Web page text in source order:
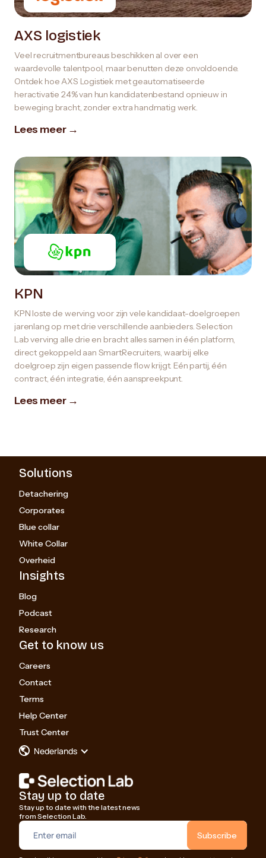
AXS logistiek
Veel recruitmentbureaus beschikken al over een
waardevolle talentpool, maar benutten deze onvoldoende.
Ontdek hoe AXS Logistiek met geautomatiseerde
heractivatie 24% van hun kandidatenbestand opnieuw in
beweging bracht, zonder extra handmatig werk.
Lees meer →
KPN
KPN loste de werving voor zijn vele kandidaat-doelgroepen
jarenlang op met drie verschillende aanbieders. Selection
Lab verving alle drie en bracht alles samen in één platform,
direct gekoppeld aan SmartRecruiters, waarbij elke
doelgroep zijn eigen passende flow krijgt. Eén partij, één
contract, één integratie, één aanspreekpunt.
Lees meer →
Stay up to date
Stay up to date with the latest news
from Selection Lab.
Solutions
Detachering
Corporates
Blue collar
White Collar
Overheid
Insights
Blog
Podcast
Research
Get to know us
Careers
Contact
Terms
Help Center
Trust Center
Nederlands